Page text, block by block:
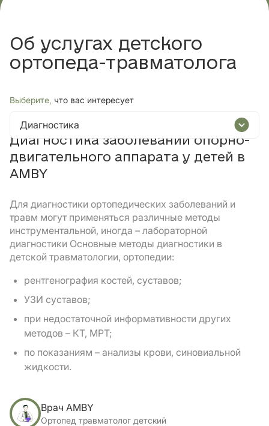
Об услугах детского
ортопеда-травматолога
Выберите, что вас интересует
Диагностика
Диагностика заболеваний опорно-
двигательного аппарата у детей в
AMBY
Для диагностики ортопедических заболеваний и
травм могут применяться различные методы
инструментальной, иногда – лабораторной
диагностики Основные методы диагностики в
детской травматологии, ортопедии:
рентгенография костей, суставов;
УЗИ суставов;
при недостаточной информативности других
методов – КТ, МРТ;
по показаниям – анализы крови, синовиальной
жидкости.
Врач AMBY
Ортопед травматолог детский